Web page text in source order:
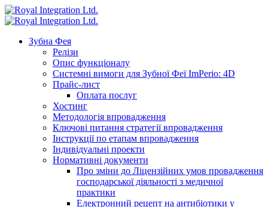
Зубна Фея
Релізи
Опис функціоналу
Системні вимоги для Зубної Феї ImPerio: 4D
Прайс-лист
Оплата послуг
Хостинг
Методологія впровадження
Ключові питання стратегії впровадження
Інструкції по етапам впровадження
Індивідуальні проекти
Нормативні документи
Про зміни до Ліцензійних умов провадження
господарської діяльності з медичної
практики
Електронний рецепт на антибіотики у